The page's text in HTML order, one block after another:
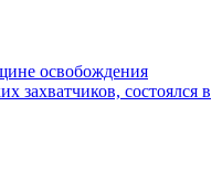
освобождения
захватчиков, состоялся в